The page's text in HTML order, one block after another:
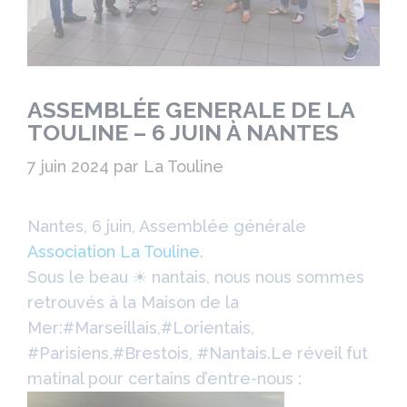
ASSEMBLÉE GENERALE DE LA
TOULINE – 6 JUIN À NANTES
7 juin 2024 par La Touline
Nantes, 6 juin, Assemblée générale
Association La Touline.
Sous le beau ☀ nantais, nous nous sommes
retrouvés à la Maison de la
Mer:#Marseillais,#Lorientais,
#Parisiens,#Brestois, #Nantais.Le réveil fut
matinal pour certains d’entre-nous :